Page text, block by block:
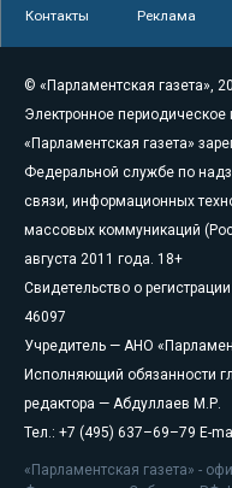
Контакты Реклама
© «Парламентская газета»,
Электронное периодическое
«Парламентская газета»
Федеральной службе по
связи, информационных
массовых коммуникаций
августа 2011 года. 18+
Свидетельство о
46097
Учредитель — АНО
Исполняющий обязанности
редактора — Абдуллаев М.Р.
Тел.: +7 (495) 637–69–79 E-
«Парламентская газета» -